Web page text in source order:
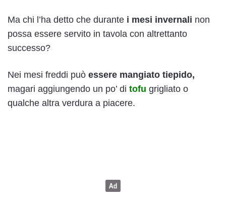
Ma chi l’ha detto che durante i mesi invernali non
possa essere servito in tavola con altrettanto
successo?
Nei mesi freddi può essere mangiato tiepido,
magari aggiungendo un po’ di tofu grigliato o
qualche altra verdura a piacere.